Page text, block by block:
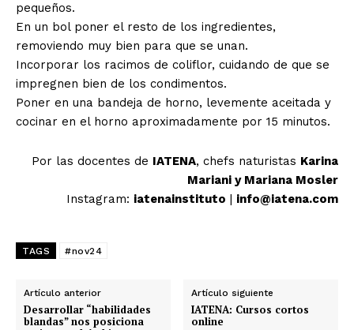
pequeños.
En un bol poner el resto de los ingredientes,
removiendo muy bien para que se unan.
Incorporar los racimos de coliflor, cuidando de que se
impregnen bien de los condimentos.
Poner en una bandeja de horno, levemente aceitada y
cocinar en el horno aproximadamente por 15 minutos.
Por las docentes de IATENA, chefs naturistas Karina
Mariani y Mariana Mosler
Instagram: iatenainstituto | info@iatena.com
TAGS #nov24
Artículo anterior
Desarrollar “habilidades
blandas” nos posiciona
Artículo siguiente
IATENA: Cursos cortos
online